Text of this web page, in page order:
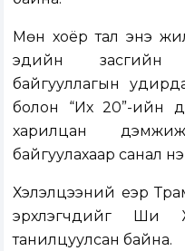
Мөн хоёр тал энэ
эдийн засгийн
байгууллагын
болон “Их 20”-ийн
харилцан
байгуулахаар санал
Хэлэлцээний үеэр
эрхлэгчдийг Ши
танилцуулсан байна.